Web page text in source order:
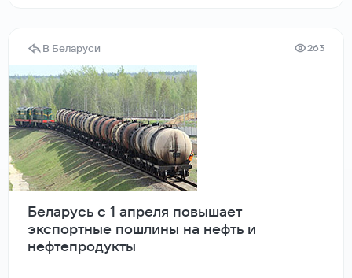
В Беларуси 263
Беларусь с 1 апреля повышает
экспортные пошлины на нефть и
нефтепродукты